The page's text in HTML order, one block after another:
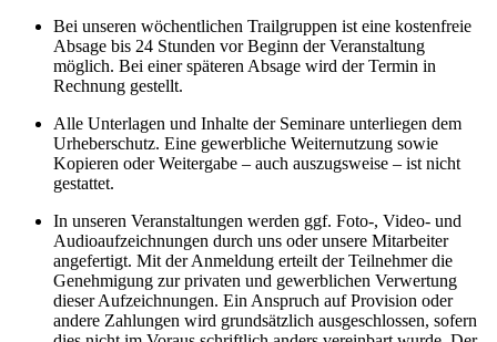
Bei unseren wöchentlichen Trailgruppen ist eine kostenfreie
Absage bis 24 Stunden vor Beginn der Veranstaltung
möglich. Bei einer späteren Absage wird der Termin in
Rechnung gestellt.
Alle Unterlagen und Inhalte der Seminare unterliegen dem
Urheberschutz. Eine gewerbliche Weiternutzung sowie
Kopieren oder Weitergabe – auch auszugsweise – ist nicht
gestattet.
In unseren Veranstaltungen werden ggf. Foto-, Video- und
Audioaufzeichnungen durch uns oder unsere Mitarbeiter
angefertigt. Mit der Anmeldung erteilt der Teilnehmer die
Genehmigung zur privaten und gewerblichen Verwertung
dieser Aufzeichnungen. Ein Anspruch auf Provision oder
andere Zahlungen wird grundsätzlich ausgeschlossen, sofern